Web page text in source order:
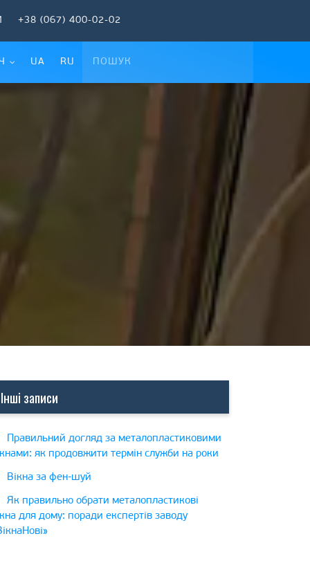
+38 (067) 400-02-02
UA RU
Інші записи
Правильний догляд за металопластиковими
як продовжити термін служби на роки
Вікна за фен-шуй
Як правильно обрати металопластикові
для дому: поради експертів заводу